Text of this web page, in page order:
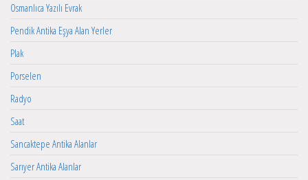
Osmanlıca Yazılı Evrak
Pendik Antika Eşya Alan Yerler
Plak
Porselen
Radyo
Saat
Sancaktepe Antika Alanlar
Sarıyer Antika Alanlar